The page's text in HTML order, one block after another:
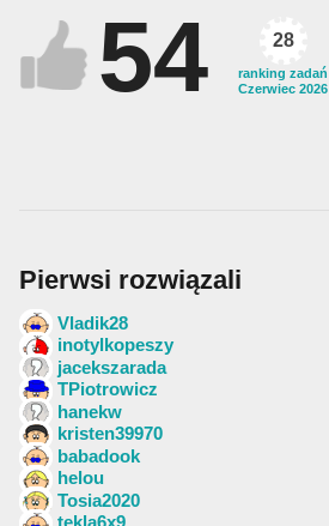
54 28
ranking zadań
Czerwiec 2026
Pierwsi rozwiązali
Vladik28
inotylkopeszy
jacekszarada
TPiotrowicz
hanekw
kristen39970
babadook
helou
Tosia2020